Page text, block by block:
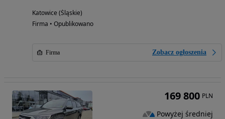
Katowice (Śląskie)
Firma • Opublikowano
Firma Zobacz ogłoszenia
169 800 PLN
Powyżej średniej